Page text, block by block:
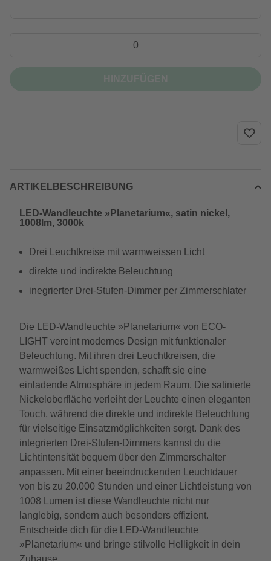
ARTIKELBESCHREIBUNG
LED-Wandleuchte »Planetarium«, satin nickel,
1008lm, 3000k
Drei Leuchtkreise mit warmweissen Licht
direkte und indirekte Beleuchtung
inegrierter Drei-Stufen-Dimmer per Zimmerschlater
Die LED-Wandleuchte »Planetarium« von ECO-
LIGHT vereint modernes Design mit funktionaler
Beleuchtung. Mit ihren drei Leuchtkreisen, die
warmweißes Licht spenden, schafft sie eine
einladende Atmosphäre in jedem Raum. Die satinierte
Nickeloberfläche verleiht der Leuchte einen eleganten
Touch, während die direkte und indirekte Beleuchtung
für vielseitige Einsatzmöglichkeiten sorgt. Dank des
integrierten Drei-Stufen-Dimmers kannst du die
Lichtintensität bequem über den Zimmerschalter
anpassen. Mit einer beeindruckenden Leuchtdauer
von bis zu 20.000 Stunden und einer Lichtleistung von
1008 Lumen ist diese Wandleuchte nicht nur
langlebig, sondern auch besonders effizient.
Entscheide dich für die LED-Wandleuchte
»Planetarium« und bringe stilvolle Helligkeit in dein
Zuhause.